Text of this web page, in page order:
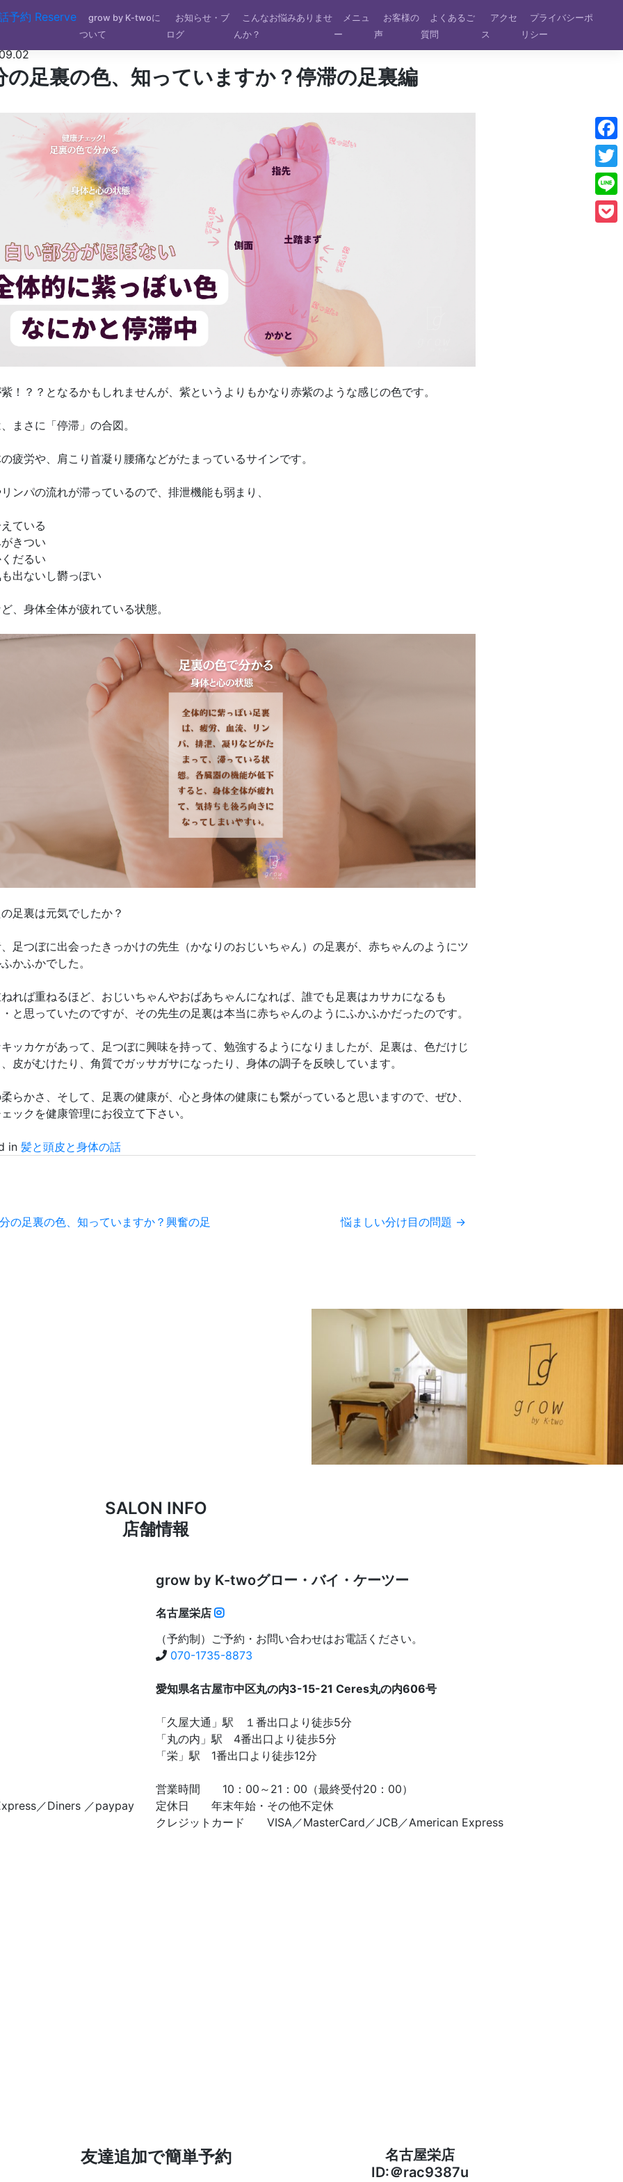
予約 Reserve
grow by K-twoに
ついて
お知らせ・ブ
ログ
こんなお悩みありませ
んか？
メニュ
ー
お客様の
声
よくあるご
質問
アクセ
ス
プライバシーポ
リシー
の足裏の色、知っていますか？停滞の足裏編
！？？となるかもしれませんが、紫というよりもかなり赤紫のような感じの色です。
まさに「停滞」の合図。
疲労や、肩こり首凝り腰痛などがたまっているサインです。
ンパの流れが滞っているので、排泄機能も弱まり、
ている
きつい
だるい
出ないし欝っぽい
、身体全体が疲れている状態。
足裏は元気でしたか？
足つぼに出会ったきっかけの先生（かなりのおじいちゃん）の足裏が、赤ちゃんのようにツ
かふかでした。
れば重ねるほど、おじいちゃんやおばあちゃんになれば、誰でも足裏はカサカになるも
と思っていたのですが、その先生の足裏は本当に赤ちゃんのようにふかふかだったのです。
ッカケがあって、足つぼに興味を持って、勉強するようになりましたが、足裏は、色だけじ
皮がむけたり、角質でガッサガサになったり、身体の調子を反映しています。
らかさ、そして、足裏の健康が、心と身体の健康にも繋がっていると思いますので、ぜひ、
ックを健康管理にお役立て下さい。
in 髪と頭皮と身体の話
の足裏の色、知っていますか？興奮の足 悩ましい分け目の問題
SALON INFO
店舗情報
／Diners ／paypay
grow by K-twoグロー・バイ・ケーツー
名古屋栄店
（予約制）ご予約・お問い合わせはお電話ください。
070-1735-8873
愛知県名古屋市中区丸の内3-15-21 Ceres丸の内606号
「久屋大通」駅 １番出口より徒歩5分
「丸の内」駅 4番出口より徒歩5分
「栄」駅 1番出口より徒歩12分
営業時間 10：00～21：00（最終受付20：00）
定休日 年末年始・その他不定休
クレジットカード VISA／MasterCard／JCB／American Express
友達追加で簡単予約
名古屋栄店
ID:＠rac9387u
Line